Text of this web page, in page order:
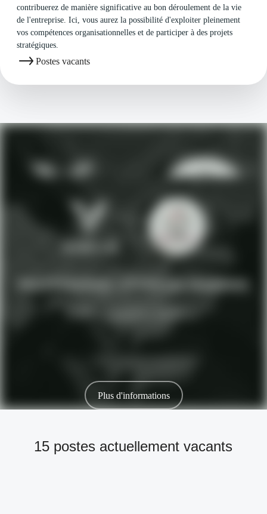
contribuerez de manière significative au bon déroulement de la vie
de l'entreprise. Ici, vous aurez la possibilité d'exploiter pleinement
vos compétences organisationnelles et de participer à des projets
stratégiques.
Postes vacants
Plus d'informations
15 postes actuellement vacants